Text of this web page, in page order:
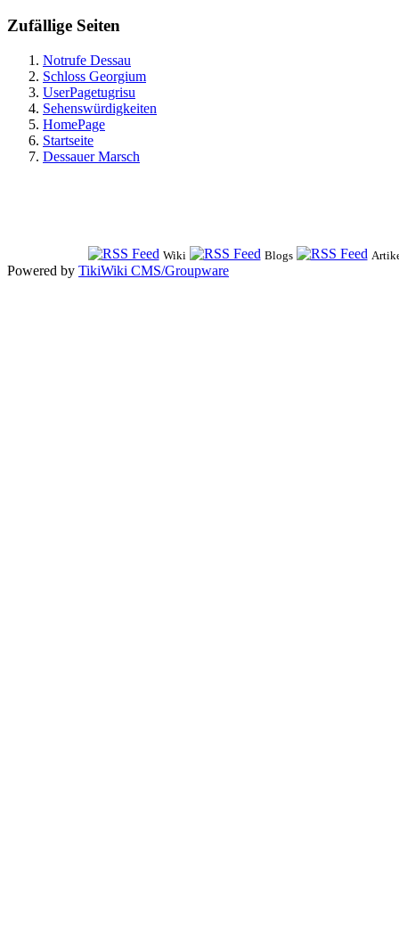
Zufällige Seiten
Notrufe Dessau
Schloss Georgium
UserPagetugrisu
Sehenswürdigkeiten
HomePage
Startseite
Dessauer Marsch
Wiki Blogs
Powered by TikiWiki CMS/Groupware